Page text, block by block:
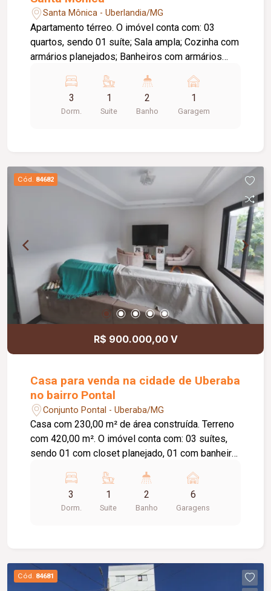
Santa Mônica - Uberlandia/MG
Apartamento térreo. O imóvel conta com: 03
quartos, sendo 01 suíte; Sala ampla; Cozinha com
armários planejados; Banheiros com armários
garagem; Diferenciais: Apartamento térreo;
Excelente localização, proporcionando fácil
acesso a comércios, serviços, restaurantes e às
3
Dorm.
1
Suite
2
Banho
1
Garagem
Cód. 84682
R$ 900.000,00 V
Casa para venda na cidade de Uberaba
no bairro Pontal
Conjunto Pontal - Uberaba/MG
Casa com 230,00 m² de área construída. Terreno
com 420,00 m². O imóvel conta com: 03 suítes,
sendo 01 com closet planejado, 01 com banheira
Lavabo; Cozinha americana com móveis
planejados; Despensa integrada à lavanderia;
Área gourmet com piscina; Espaço para
alumínio; Persianas com cortinas elétricas em
todos os quartos; Portão basculante em alumínio
3
Dorm.
1
Suite
2
Banho
6
Garagens
Cód. 84681